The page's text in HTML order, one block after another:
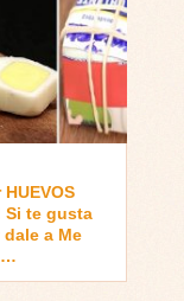
Si te gusta
a Me
…